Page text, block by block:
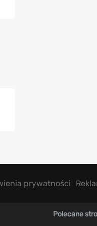
prywatności
Polecane